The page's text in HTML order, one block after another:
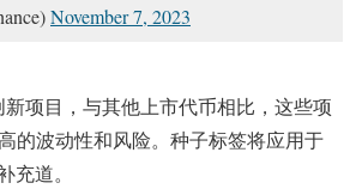
November 7, 2023
项目，与其他上市代币相比，这些项
的波动性和风险。种子标签将应用于
充道。